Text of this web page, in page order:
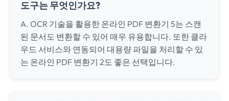
도구는 무엇인가요?
A. OCR 기술을 활용한 온라인 PDF 변환기 5는 스캔
된 문서도 변환할 수 있어 매우 유용합니다. 또한 클라
우드 서비스와 연동되어 대용량 파일을 처리할 수 있
는 온라인 PDF 변환기 2도 좋은 선택입니다.